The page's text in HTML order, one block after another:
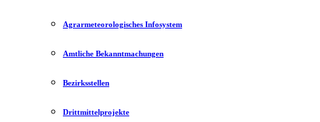
Agrarmeteorologisches Infosystem
Amtliche Bekanntmachungen
Bezirksstellen
Drittmittelprojekte